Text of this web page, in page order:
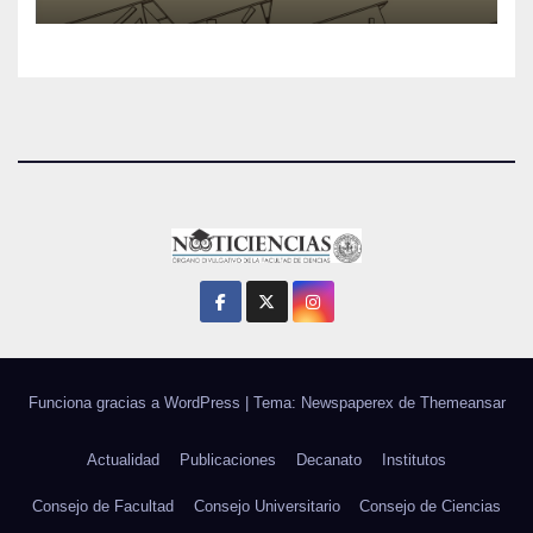
Funciona gracias a WordPress Tema: Newspaperex de Themeansar
Actualidad Publicaciones Decanato Institutos
Consejo de Facultad Consejo Universitario Consejo de Ciencias